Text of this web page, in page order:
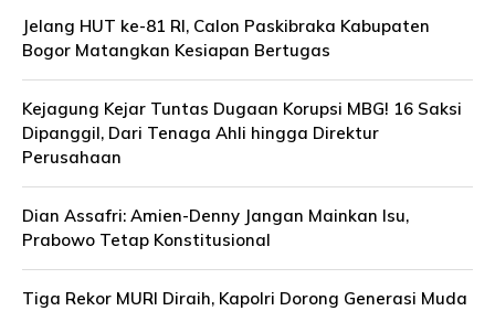
Jelang HUT ke-81 RI, Calon Paskibraka Kabupaten
Bogor Matangkan Kesiapan Bertugas
Kejagung Kejar Tuntas Dugaan Korupsi MBG! 16 Saksi
Dipanggil, Dari Tenaga Ahli hingga Direktur
Perusahaan
Dian Assafri: Amien-Denny Jangan Mainkan Isu,
Prabowo Tetap Konstitusional
Tiga Rekor MURI Diraih, Kapolri Dorong Generasi Muda